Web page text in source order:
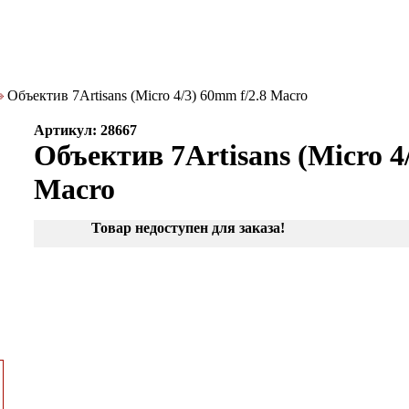
Объектив 7Artisans (Micro 4/3) 60mm f/2.8 Macro
Артикул: 28667
Объектив 7Artisans (Micro
Macro
Товар недоступен для заказа!